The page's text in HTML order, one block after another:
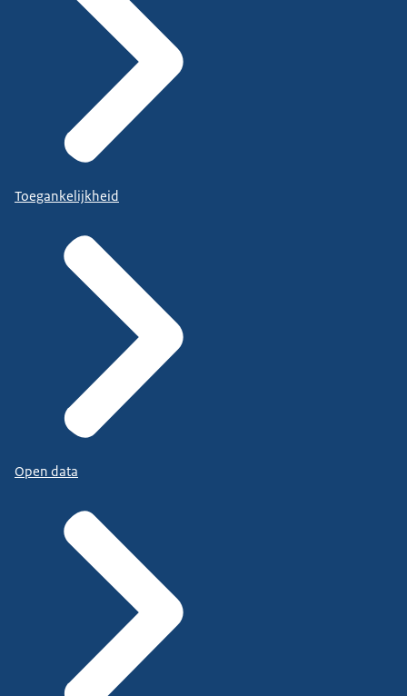
Toegankelijkheid
Open data